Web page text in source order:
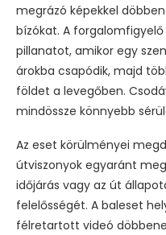
megrázó képekkel
bízókat. A
pillanatot, amikor egy
árokba csapódik, majd
földet a levegőben.
mindössze könnyebb
Az eset körülményei
útviszonyok egyaránt
időjárás vagy az út
felelősségét. A baleset
félretartott videó